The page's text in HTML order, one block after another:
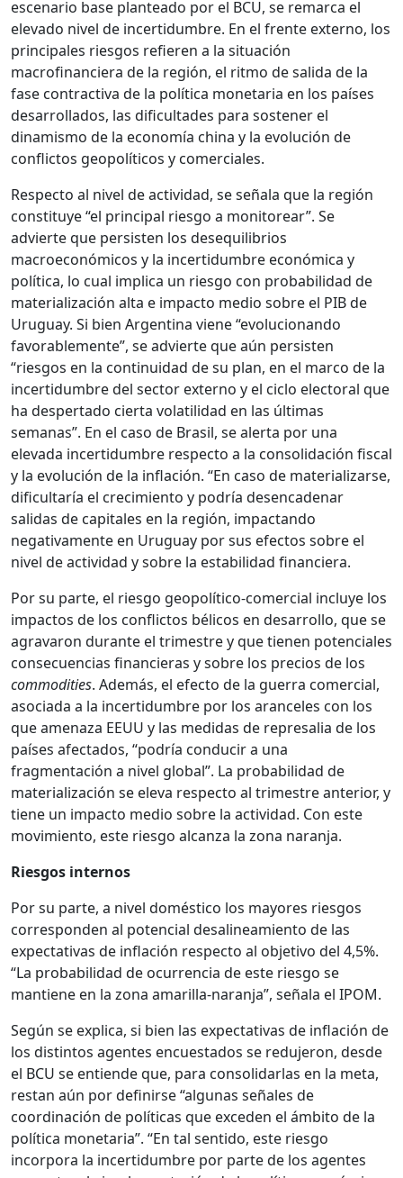
escenario base planteado por el BCU, se remarca el
elevado nivel de incertidumbre. En el frente externo, los
principales riesgos refieren a la situación
macrofinanciera de la región, el ritmo de salida de la
fase contractiva de la política monetaria en los países
desarrollados, las dificultades para sostener el
dinamismo de la economía china y la evolución de
conflictos geopolíticos y comerciales.
Respecto al nivel de actividad, se señala que la región
constituye “el principal riesgo a monitorear”. Se
advierte que persisten los desequilibrios
macroeconómicos y la incertidumbre económica y
política, lo cual implica un riesgo con probabilidad de
materialización alta e impacto medio sobre el PIB de
Uruguay. Si bien Argentina viene “evolucionando
favorablemente”, se advierte que aún persisten
“riesgos en la continuidad de su plan, en el marco de la
incertidumbre del sector externo y el ciclo electoral que
ha despertado cierta volatilidad en las últimas
semanas”. En el caso de Brasil, se alerta por una
elevada incertidumbre respecto a la consolidación fiscal
y la evolución de la inflación. “En caso de materializarse,
dificultaría el crecimiento y podría desencadenar
salidas de capitales en la región, impactando
negativamente en Uruguay por sus efectos sobre el
nivel de actividad y sobre la estabilidad financiera.
Por su parte, el riesgo geopolítico-comercial incluye los
impactos de los conflictos bélicos en desarrollo, que se
agravaron durante el trimestre y que tienen potenciales
consecuencias financieras y sobre los precios de los
commodities. Además, el efecto de la guerra comercial,
asociada a la incertidumbre por los aranceles con los
que amenaza EEUU y las medidas de represalia de los
países afectados, “podría conducir a una
fragmentación a nivel global”. La probabilidad de
materialización se eleva respecto al trimestre anterior, y
tiene un impacto medio sobre la actividad. Con este
movimiento, este riesgo alcanza la zona naranja.
Riesgos internos
Por su parte, a nivel doméstico los mayores riesgos
corresponden al potencial desalineamiento de las
expectativas de inflación respecto al objetivo del 4,5%.
“La probabilidad de ocurrencia de este riesgo se
mantiene en la zona amarilla-naranja”, señala el IPOM.
Según se explica, si bien las expectativas de inflación de
los distintos agentes encuestados se redujeron, desde
el BCU se entiende que, para consolidarlas en la meta,
restan aún por definirse “algunas señales de
coordinación de políticas que exceden el ámbito de la
política monetaria”. “En tal sentido, este riesgo
incorpora la incertidumbre por parte de los agentes